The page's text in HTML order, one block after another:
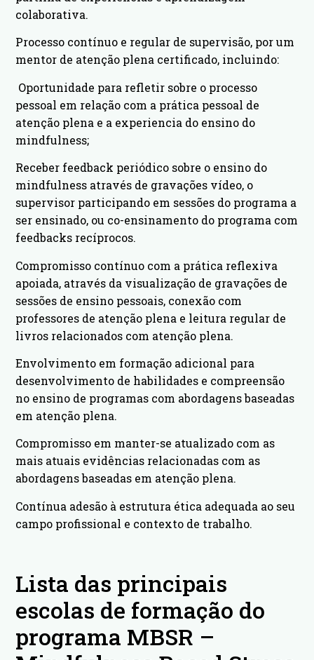
colaborativa.
Processo contínuo e regular de supervisão, por um
mentor de atenção plena certificado, incluindo:
Oportunidade para refletir sobre o processo
pessoal em relação com a prática pessoal de
atenção plena e a experiencia do ensino do
mindfulness;
Receber feedback periódico sobre o ensino do
mindfulness através de gravações vídeo, o
supervisor participando em sessões do programa a
ser ensinado, ou co-ensinamento do programa com
feedbacks recíprocos.
Compromisso contínuo com a prática reflexiva
apoiada, através da visualização de gravações de
sessões de ensino pessoais, conexão com
professores de atenção plena e leitura regular de
livros relacionados com atenção plena.
Envolvimento em formação adicional para
desenvolvimento de habilidades e compreensão
no ensino de programas com abordagens baseadas
em atenção plena.
Compromisso em manter-se atualizado com as
mais atuais evidências relacionadas com as
abordagens baseadas em atenção plena.
Contínua adesão à estrutura ética adequada ao seu
campo profissional e contexto de trabalho.
Lista das principais
escolas de formação do
programa MBSR –